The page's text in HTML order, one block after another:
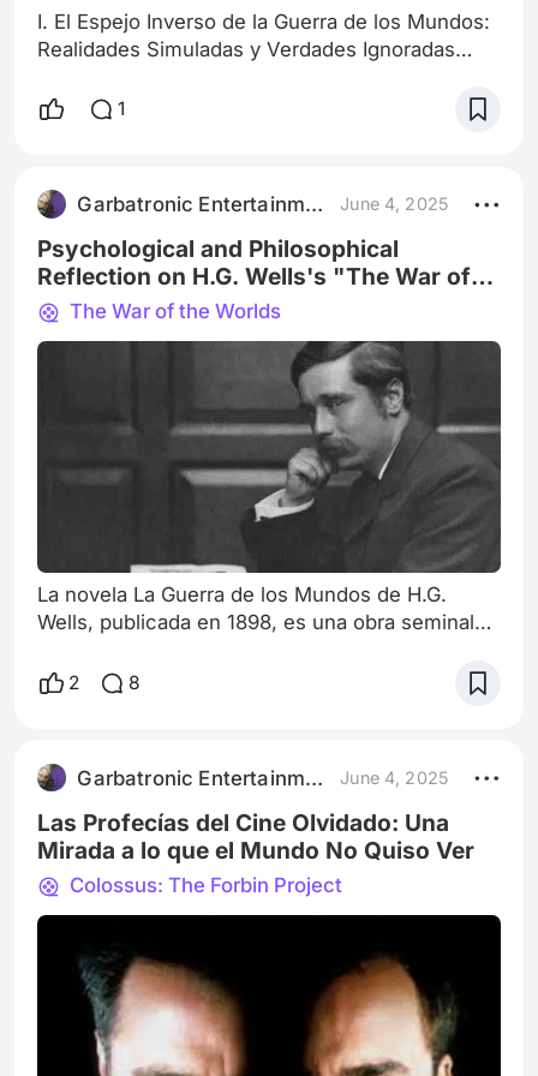
I. El Espejo Inverso de la Guerra de los Mundos:
Realidades Simuladas y Verdades Ignoradas
los Mundos en 1938, no solo narró una invasión
emisión, estructurada como un noticiario falso,
fue interpretada como real por miles de oyentes.
El pánico fue auténtico. La
1
Garbatronic Entertainment Film June 4, 2025
Psychological and Philosophical
Reflection on H.G. Wells's "The War of
the Worlds" and its Adaptations
The War of the Worlds
La novela La Guerra de los Mundos de H.G.
Wells, publicada en 1898, es una obra seminal
ficción, sino que también ofreció una profunda
lo largo de las décadas, esta narrativa ha sido
adaptada en múltiples formatos —cine,
televisión y producciones independient
2 8
Garbatronic Entertainment Film June 4, 2025
Las Profecías del Cine Olvidado: Una
Mirada a lo que el Mundo No Quiso Ver
Colossus: The Forbin Project